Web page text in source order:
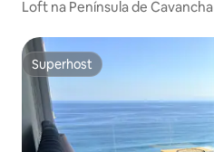
Loft na Península de Cavancha
Superhost
Superhost